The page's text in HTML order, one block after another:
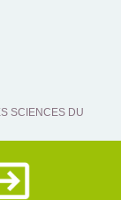
SCIENCES DU